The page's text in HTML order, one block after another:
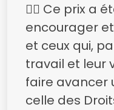
👉🏿 Ce prix a
encourager
et ceux qui,
travail et leur
faire avancer
celle des